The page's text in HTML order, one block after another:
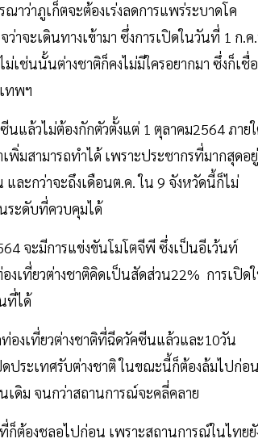
าว่าภูเก็ตจะต้องเร่งลดการแพร่ระบาดโค
จะเดินทางเข้ามา ซึ่งการเปิดในวันที่ 1 ก.ค
เช่นนั้นต่างชาติก็คงไม่มีใครอยากมา ซึ่งก็เชื่อ
ทพฯ
แล้วไม่ต้องกักตัวตั้งแต่ 1 ตุลาคม2564 ภาย
พิ่มสามารถทำได้ เพราะประชากรที่มากสุดอ
ละกว่าจะถึงเดือนต.ค. ใน 9 จังหวัดนี้ก็ไม่
ระดับที่ควบคุมได้
จะมีการแข่งขันโมโตจีพี ซึ่งเป็นอีเว้นท์
เที่ยวต่างชาติคิดเป็นสัดส่วน22% การเปิด
ที่ได้
งเที่ยวต่างชาติที่ฉีดวัคซีนแล้วและ10วัน
ประเทศรับต่างชาติ ในขณะนี้ก็ต้องล้มไปก่อน
เดิม จนกว่าสถานการณ์จะคลี่คลาย
ที่ก็ต้องชลอไปก่อน เพราะสถานการณ์ในไทยยั